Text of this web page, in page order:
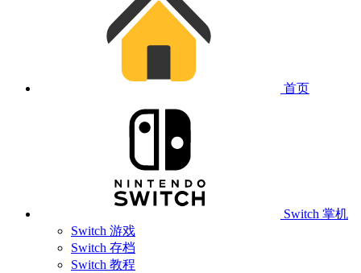
首页
Switch 掌机
Switch 游戏
Switch 存档
Switch 教程